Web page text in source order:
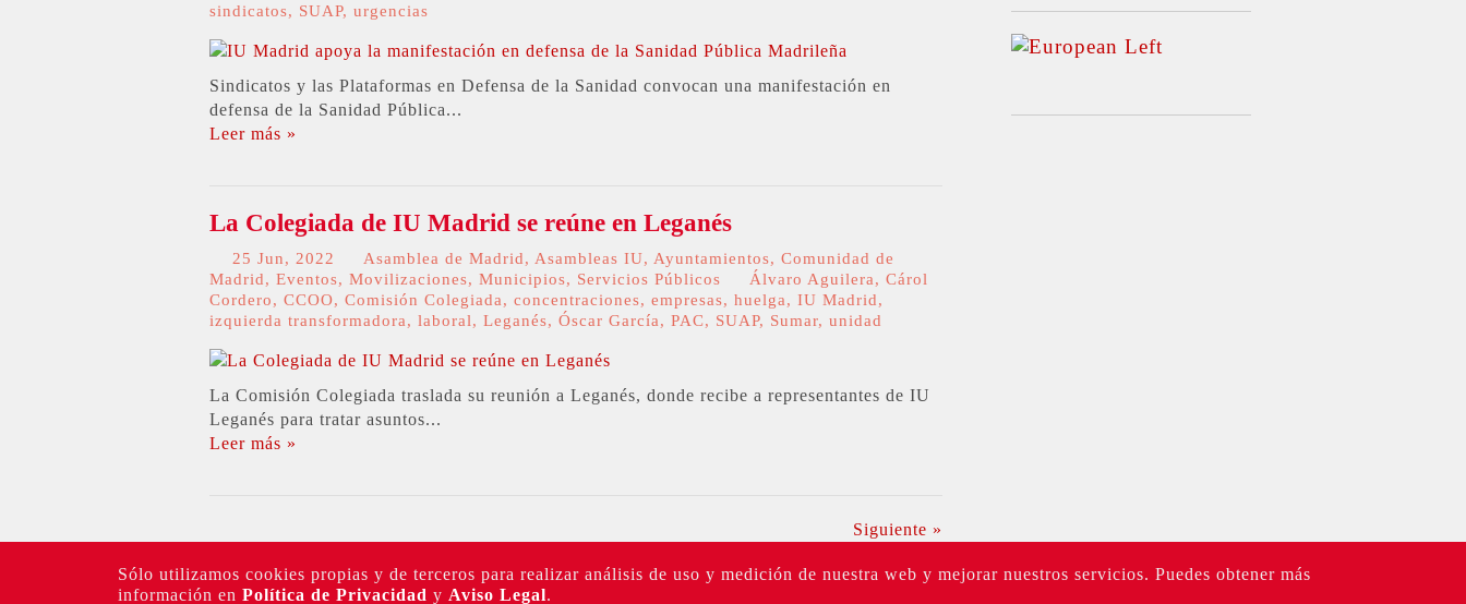
sindicatos, SUAP, urgencias
Sindicatos y las Plataformas en Defensa de la Sanidad convocan una manifestación en
defensa de la Sanidad Pública...
Leer más »
La Colegiada de IU Madrid se reúne en Leganés
25 Jun, 2022 Asamblea de Madrid, Asambleas IU, Ayuntamientos, Comunidad de
Madrid, Eventos, Movilizaciones, Municipios, Servicios Públicos Álvaro Aguilera, Cárol
Cordero, CCOO, Comisión Colegiada, concentraciones, empresas, huelga, IU Madrid,
izquierda transformadora, laboral, Leganés, Óscar García, PAC, SUAP, Sumar, unidad
La Comisión Colegiada traslada su reunión a Leganés, donde recibe a representantes de IU
Leganés para tratar asuntos...
Leer más »
Siguiente »
Sólo utilizamos cookies propias y de terceros para realizar análisis de uso y medición de nuestra web y mejorar nuestros servicios. Puedes obtener más
información en Política de Privacidad y Aviso Legal.